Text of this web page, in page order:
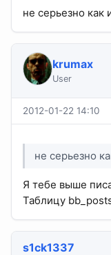
не серьезно как
krumax
User
2012-01-22 14:10
не серьезно
Я тебе выше
Таблицу
s1ck1337